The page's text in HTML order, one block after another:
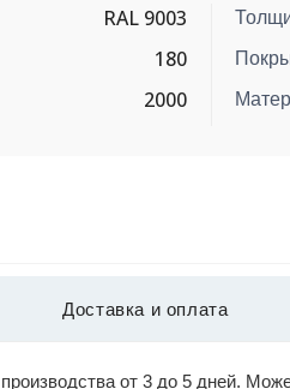
RAL 9003
180
2000
Доставка и оплата
от 3 до 5 дней.